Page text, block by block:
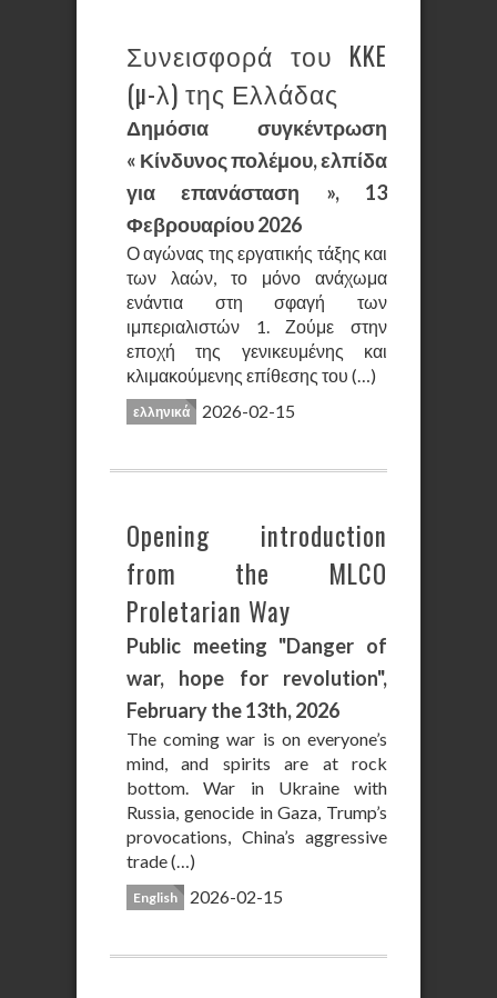
Συνεισφορά του KKE
(µ-λ) της Ελλάδας
Δημόσια συγκέντρωση
« Κίνδυνος πολέμου, ελπίδα
για επανάσταση », 13
Φεβρουαρίου 2026
Ο αγώνας της εργατικής τάξης και
των λαών, το μόνο ανάχωμα
ενάντια στη σφαγή των
ιμπεριαλιστών 1. Ζούμε στην
εποχή της γενικευμένης και
κλιμακούμενης επίθεσης του (…)
ελληνικά 2026-02-15
Opening introduction
from the MLCO
Proletarian Way
Public meeting "Danger of
war, hope for revolution",
February the 13th, 2026
The coming war is on everyone’s
mind, and spirits are at rock
bottom. War in Ukraine with
Russia, genocide in Gaza, Trump’s
provocations, China’s aggressive
trade (…)
English 2026-02-15